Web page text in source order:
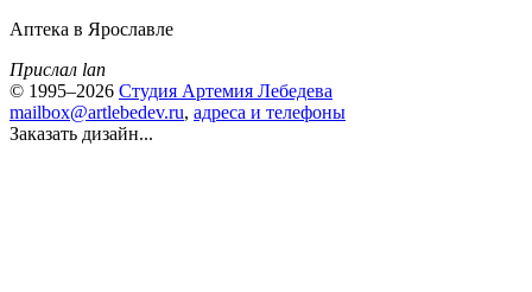
Аптека в Ярославле
Прислал lan
© 1995–2026 Студия Артемия Лебедева
mailbox@artlebedev.ru, адреса и телефоны
Заказать дизайн...